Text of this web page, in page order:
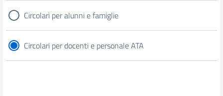
Circolari per alunni e famiglie
Circolari per docenti e personale ATA